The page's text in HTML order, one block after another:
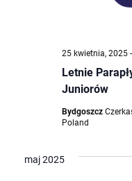
Letnie
Juniorów
25 kwietnia, 2025-
Bydgoszcz
Poland
maj 2025